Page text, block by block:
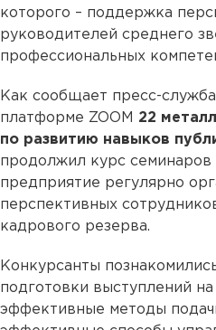
которого – поддержка
руководителей среднего
профессиональных
Как сообщает пресс-
платформе ZOOM 22
по развитию навыков
продолжил курс семинаров
предприятие регулярно
перспективных
кадрового резерва.
Конкурсанты
подготовки выступлений на
эффективные методы